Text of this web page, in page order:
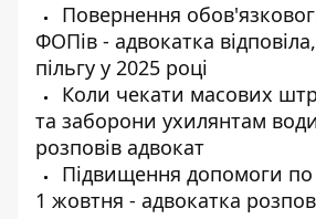
Повернення
ФОПів - адвокатка
пільгу у 2025 році
Коли чекати масових
та заборони ухилянтам
розповів адвокат
Підвищення допомоги по
1 жовтня - адвокатка